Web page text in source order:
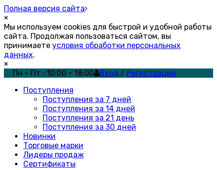
Полная версия сайта
×
Мы используем cookies для быстрой и удобной работы
сайта. Продолжая пользоваться сайтом, вы
принимаете условия обработки персональных
данных.
×
Пн - Пт : 10:00 - 18:00
Вход / Регистрация
Поступления
Поступления за 7 дней
Поступления за 14 дней
Поступления за 21 день
Поступления за 30 дней
Новинки
Торговые марки
Лидеры продаж
Сертификаты